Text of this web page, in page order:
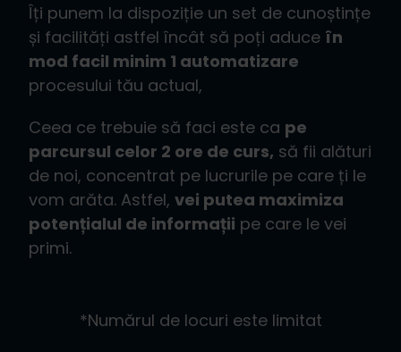
Îți punem la dispoziție un set de cunoștințe
și facilități astfel încât să poți aduce în
mod facil minim 1 automatizare
procesului tău actual,
Ceea ce trebuie să faci este ca pe
parcursul celor 2 ore de curs, să fii alături
de noi, concentrat pe lucrurile pe care ți le
vom arăta. Astfel, vei putea maximiza
potențialul de informații pe care le vei
primi.
*Numărul de locuri este limitat